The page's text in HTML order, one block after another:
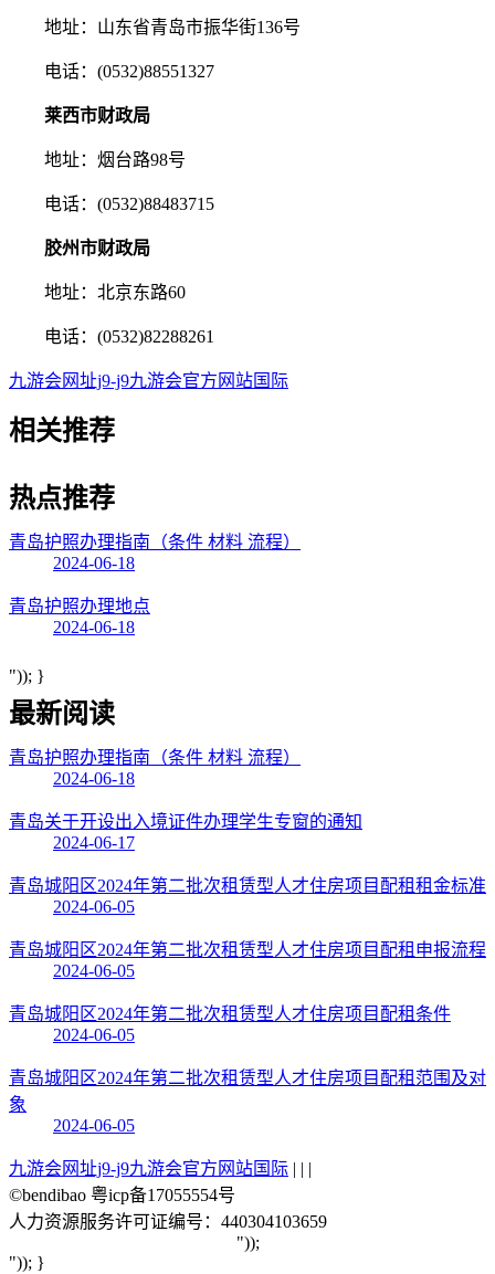
地址：山东省青岛市振华街136号
电话：(0532)88551327
莱西市财政局
地址：烟台路98号
电话：(0532)88483715
胶州市财政局
地址：北京东路60
电话：(0532)82288261
九游会网址j9-j9九游会官方网站国际
相关推荐
热点推荐
青岛护照办理指南（条件 材料 流程）
2024-06-18
青岛护照办理地点
2024-06-18
")); }
最新阅读
青岛护照办理指南（条件 材料 流程）
2024-06-18
青岛关于开设出入境证件办理学生专窗的通知
2024-06-17
青岛城阳区2024年第二批次租赁型人才住房项目配租租金标准
2024-06-05
青岛城阳区2024年第二批次租赁型人才住房项目配租申报流程
2024-06-05
青岛城阳区2024年第二批次租赁型人才住房项目配租条件
2024-06-05
青岛城阳区2024年第二批次租赁型人才住房项目配租范围及对
象
2024-06-05
九游会网址j9-j9九游会官方网站国际 | | |
©bendibao 粤icp备17055554号
人力资源服务许可证编号：440304103659
"));
")); }